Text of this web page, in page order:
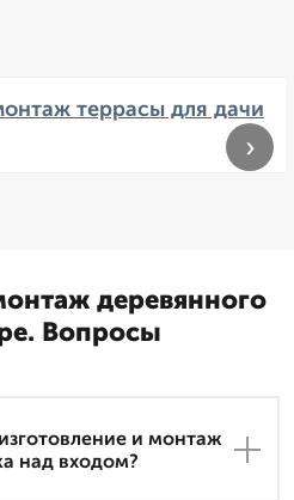
террасы для дачи
›
деревянного
Вопросы
и монтаж
над входом?